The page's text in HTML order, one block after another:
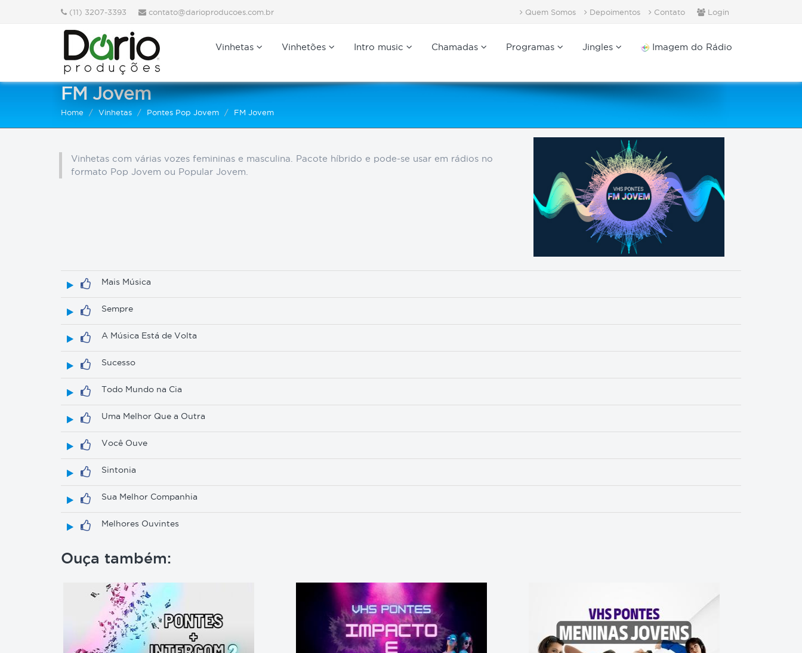
(11) 3207-3393 contato@darioproducoes.com.br Login
Quem Somos Depoimentos Contato
Vinhetas Vinhetões Intro music Chamadas Programas Jingles Imagem do Rádio
FM Jovem
Home Vinhetas Pontes Pop Jovem FM Jovem
Vinhetas com várias vozes femininas e masculina. Pacote híbrido e pode-se usar em rádios no
formato Pop Jovem ou Popular Jovem.
Mais Música
Sempre
A Música Está de Volta
Sucesso
Todo Mundo na Cia
Uma Melhor Que a Outra
Você Ouve
Sintonia
Sua Melhor Companhia
Melhores Ouvintes
Ouça também: